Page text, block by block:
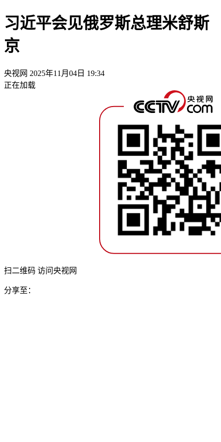
习近平会见俄罗斯总理米舒斯
京
央视网 2025年11月04日 19:34
正在加载
扫二维码 访问央视网
分享至：